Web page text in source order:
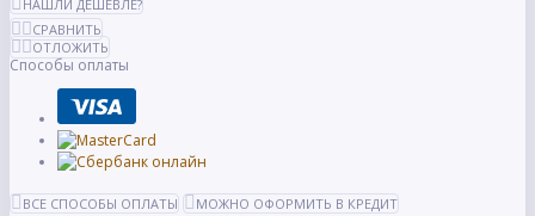
НАШЛИ ДЕШЕВЛЕ?
СРАВНИТЬ
ОТЛОЖИТЬ
Способы оплаты
ВСЕ СПОСОБЫ ОПЛАТЫ
МОЖНО ОФОРМИТЬ В КРЕДИТ